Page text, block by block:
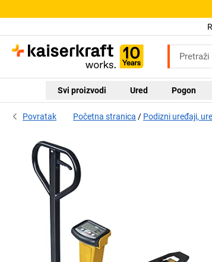
Svi proizvodi Ured Pogon
Povratak Početna stranica Podizni uređaji,